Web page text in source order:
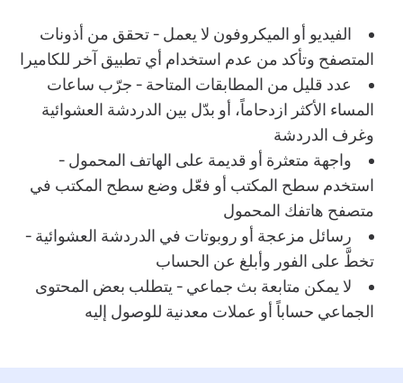
الفيديو أو الميكروفون لا يعمل - تحقق من أذونات
المتصفح وتأكد من عدم استخدام أي تطبيق آخر للكاميرا
عدد قليل من المطابقات المتاحة - جرّب ساعات
المساء الأكثر ازدحاماً، أو بدّل بين الدردشة العشوائية
وغرف الدردشة
واجهة متعثرة أو قديمة على الهاتف المحمول -
استخدم سطح المكتب أو فعّل وضع سطح المكتب في
متصفح هاتفك المحمول
رسائل مزعجة أو روبوتات في الدردشة العشوائية -
تخطَّ على الفور وأبلغ عن الحساب
لا يمكن متابعة بث جماعي - يتطلب بعض المحتوى
الجماعي حساباً أو عملات معدنية للوصول إليه